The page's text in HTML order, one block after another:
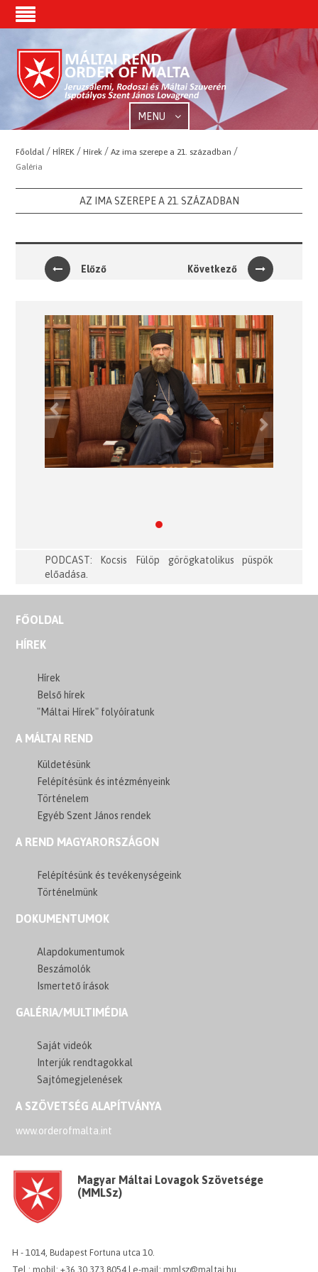
MENU
Főoldal /HÍREK /Hírek /Az ima szerepe a 21. században /
Galéria
AZ IMA SZEREPE A 21. SZÁZADBAN
Előző Következő
Previous
PODCAST: Kocsis Fülöp görögkatolikus püspök
előadása.
FŐOLDAL
HÍREK
Hírek
Belső hírek
"Máltai Hírek" folyóíratunk
A MÁLTAI REND
Küldetésünk
Felépítésünk és intézményeink
Történelem
Egyéb Szent János rendek
A REND MAGYARORSZÁGON
Felépítésünk és tevékenységeink
Történelmünk
DOKUMENTUMOK
Alapdokumentumok
Beszámolók
Ismertető írások
GALÉRIA/MULTIMÉDIA
Saját videók
Interjúk rendtagokkal
Sajtómegjelenések
A SZÖVETSÉG ALAPÍTVÁNYA
www.orderofmalta.int
Magyar Máltai Lovagok Szövetsége
(MMLSz)
H - 1014, Budapest Fortuna utca 10.
Tel.: mobil: +36 30 373 8054 | e-mail: mmlsz@maltai.hu